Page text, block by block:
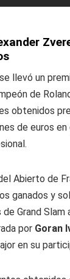
se llevó un
de
obtenidos
de euros
Abierto de
ganados y
Grand Slam
por Goran
en su